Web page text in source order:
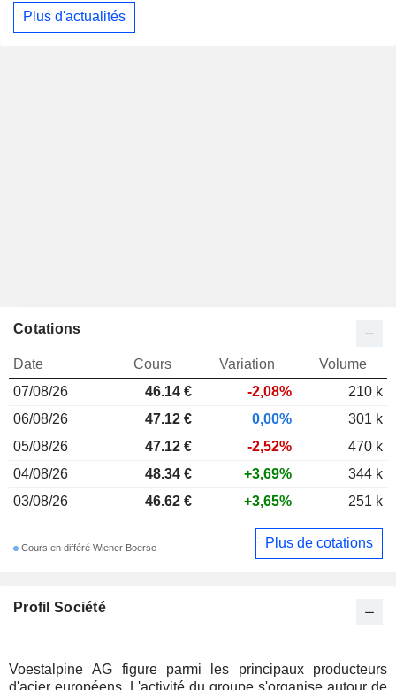
Plus d'actualités
Profil Société
Voestalpine AG figure parmi les principaux producteurs
d'acier européens. L'activité du groupe s'organise autour de
Cotations
Date Cours Variation
Volume
07/08/26
46.14 € -2,08%
210 k
06/08/26
47.12 € 0,00%
301 k
05/08/26
47.12 € -2,52%
470 k
04/08/26
48.34 € +3,69%
344 k
03/08/26
46.62 € +3,65% 251 k
Cours en différé Wiener Boerse Plus de cotations